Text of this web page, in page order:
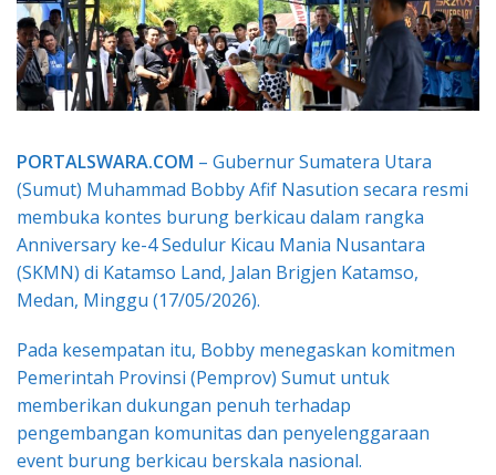
PORTALSWARA.COM – Gubernur Sumatera Utara
(Sumut) Muhammad Bobby Afif Nasution secara resmi
membuka kontes burung berkicau dalam rangka
Anniversary ke-4 Sedulur Kicau Mania Nusantara
(SKMN) di Katamso Land, Jalan Brigjen Katamso,
Medan, Minggu (17/05/2026).
Pada kesempatan itu, Bobby menegaskan komitmen
Pemerintah Provinsi (Pemprov) Sumut untuk
memberikan dukungan penuh terhadap
pengembangan komunitas dan penyelenggaraan
event burung berkicau berskala nasional.